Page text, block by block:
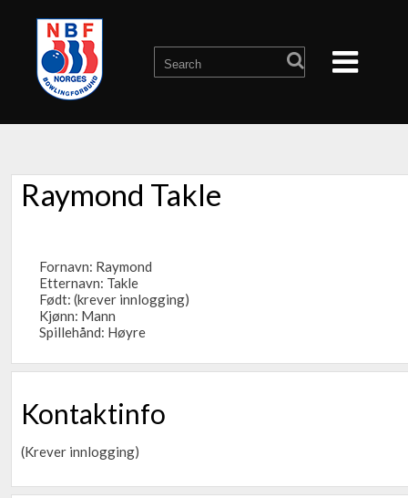
Raymond Takle
Fornavn: Raymond
Etternavn: Takle
Født: (krever innlogging)
Kjønn: Mann
Spillehånd: Høyre
Kontaktinfo
(Krever innlogging)